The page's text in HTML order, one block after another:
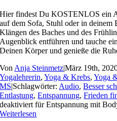
Hier findest Du KOSTENLOS ein
auf dem Sofa, Stuhl oder in deinem
Klängen des Baches und des
Augenblick entführen und tauche
Deinen Körper und genieße die
Von Anja Steinmetz|März 19th,
Yogalehrerin,Yoga & Krebs,Yoga
MS|Schlagwörter: Audio,Besser
Entlastung,Entspannung,Frieden
deaktiviert für Entspannung mit
Weiterlesen